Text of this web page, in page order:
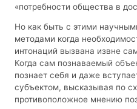
«потребности общества в
Но как быть с этими
методами когда
интонаций вызвана извне
Когда сам познаваемый
познает себя и даже
субъектом, высказывая по
противоположное мнению